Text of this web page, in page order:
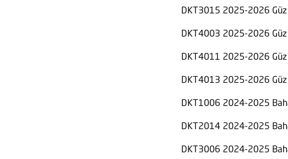
DKT3015 2025-2026 Güz
DKT4003 2025-2026 Güz
DKT4011 2025-2026 Güz
DKT4013 2025-2026 Güz
DKT1006 2024-2025
DKT2014 2024-2025
DKT3006 2024-2025